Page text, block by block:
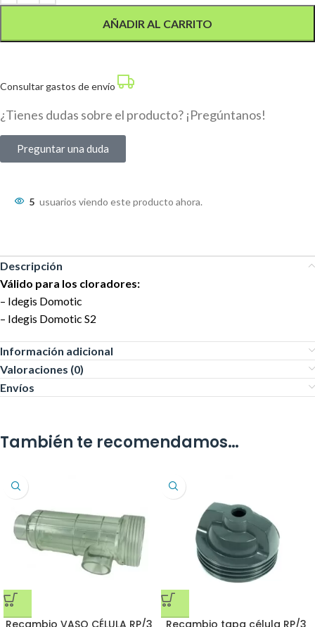
AÑADIR AL CARRITO
Consultar gastos de envío
¿Tienes dudas sobre el producto? ¡Pregúntanos!
Preguntar una duda
5 usuarios viendo este producto ahora.
Descripción
Válido para los cloradores:
– Idegis Domotic
– Idegis Domotic S2
Información adicional
Valoraciones (0)
Envíos
También te recomendamos…
Recambio VASO CÉLULA RP/3 Recambio tapa célula RP/3